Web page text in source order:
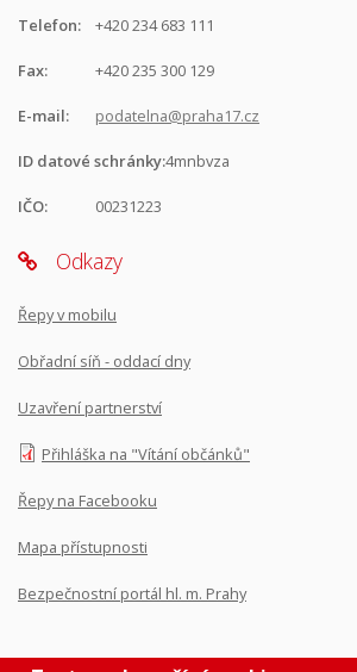
Telefon: +420 234 683 111
Fax: +420 235 300 129
E-mail: podatelna@praha17.cz
ID datové schránky:4mnbvza
IČO: 00231223
Odkazy
Řepy v mobilu
Obřadní síň - oddací dny
Uzavření partnerství
Přihláška na "Vítání občánků"
Řepy na Facebooku
Mapa přístupnosti
Bezpečnostní portál hl. m. Prahy